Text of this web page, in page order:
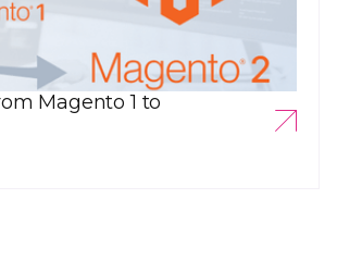
Magento 1 to